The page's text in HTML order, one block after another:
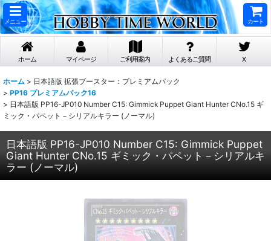
メニュー カート
ホーム マイページ ご利用案内 よくあるご質問 X
ホーム > 日本語版 拡張ブースター：プレミアムパック
> PP16 プレミアムパック16
> 日本語版 PP16-JP010 Number C15: Gimmick Puppet Giant Hunter CNo.15 ギ
ミック・パペット－シリアルキラー (ノーマル)
日本語版 PP16-JP010 Number C15: Gimmick Puppet
Giant Hunter CNo.15 ギミック・パペット－シリアルキ
ラー (ノーマル)